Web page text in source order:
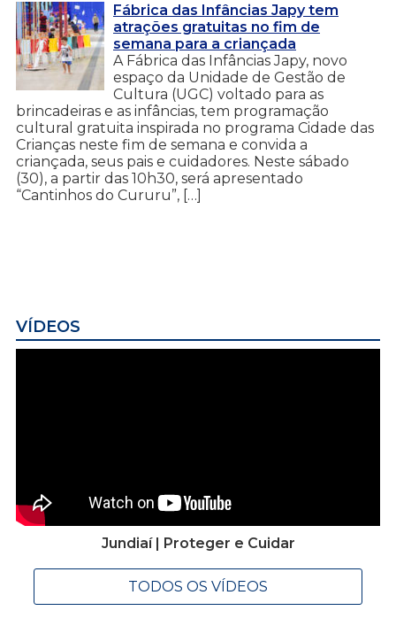
Fábrica das Infâncias Japy tem
atrações gratuitas no fim de
semana para a criançada
A Fábrica das Infâncias Japy, novo
espaço da Unidade de Gestão de
Cultura (UGC) voltado para as
brincadeiras e as infâncias, tem programação
cultural gratuita inspirada no programa Cidade das
Crianças neste fim de semana e convida a
criançada, seus pais e cuidadores. Neste sábado
(30), a partir das 10h30, será apresentado
“Cantinhos do Cururu”, […]
VÍDEOS
Jundiaí | Proteger e Cuidar
TODOS OS VÍDEOS